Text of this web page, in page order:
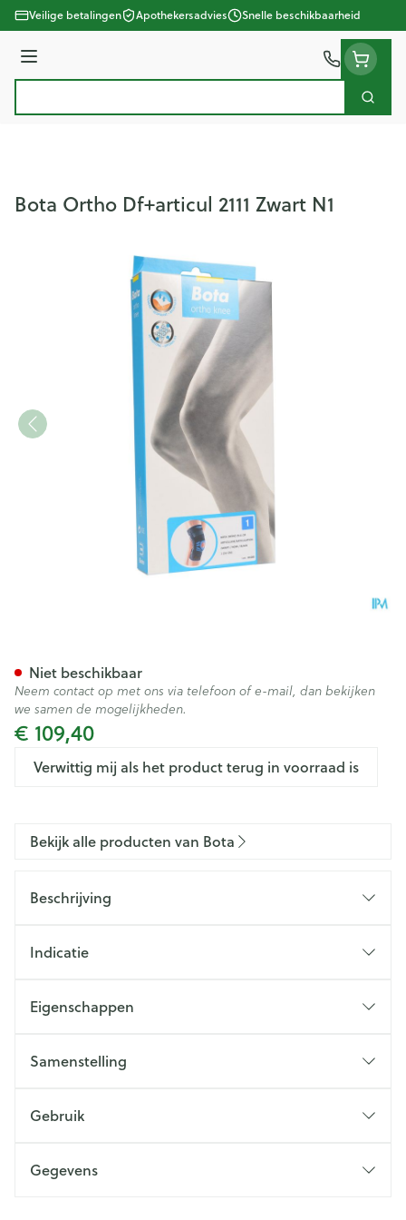
Ga naar de inhoud
Veilige betalingen Apothekersadvies Snelle beschikbaarheid
Menu
Zoek
Bota Ortho Df+articul 2111 Zwart N1
€ 109,40
Verwittig mij als het product terug in voorraad is
Niet beschikbaar
Neem contact op met ons via telefoon of e-mail, dan bekijken
we samen de mogelijkheden.
Bekijk alle producten van Bota
Beschrijving
Indicatie
Eigenschappen
Samenstelling
Gebruik
Gegevens